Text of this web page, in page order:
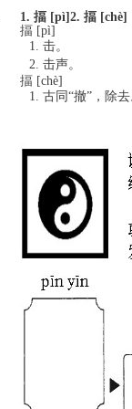
1. 揊 [pì] 2. 揊 [chè]
揊 [pì]
击。
击声。
揊 [chè]
古同“撤”，除